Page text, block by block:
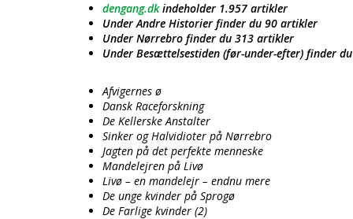
dengang.dkindeholder 1.957 artikler
Under Andre Historier finder du 90 artikler
Under Nørrebro finder du 313 artikler
Under Besættelsestiden (før-under-efter) finder
Afvigernes ø
Dansk Raceforskning
De Kellerske Anstalter
Sinker og Halvidioter på Nørrebro
Jagten på det perfekte menneske
Mandelejren på Livø
Livø – en mandelejr – endnu mere
De unge kvinder på Sprogø
De Farlige kvinder (2)